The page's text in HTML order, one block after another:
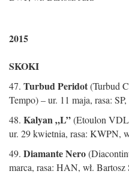
2015
SKOKI
47. Turbud Peridot(Turbud
Tempo) – ur. 11 maja, rasa:
48. Kalyan „L”(Etoulon
ur. 29 kwietnia, rasa: KWPN,
49. Diamante Nero
marca, rasa: HAN, wł. Bartosz